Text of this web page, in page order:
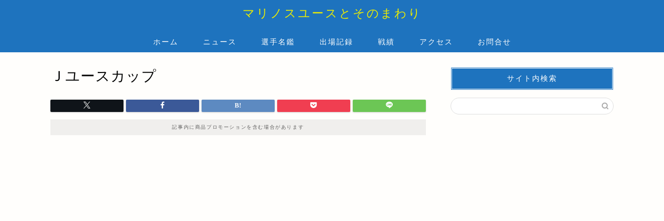
マリノスユースとそのまわり
ホーム ニュース 選手名鑑 出場記録 戦績 アクセス お問合せ
Ｊユースカップ
記事内に商品プロモーションを含む場合があります
サイト内検索